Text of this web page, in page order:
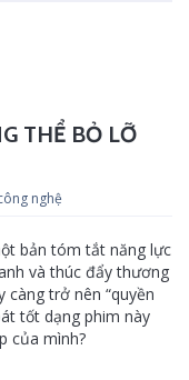
phim không thể bỏ lỡ cho
THỂ BỎ LỠ
nghệ
bản tóm tắt năng lực
và thúc đẩy thương
càng trở nên “quyền
tốt dạng phim này
của mình?